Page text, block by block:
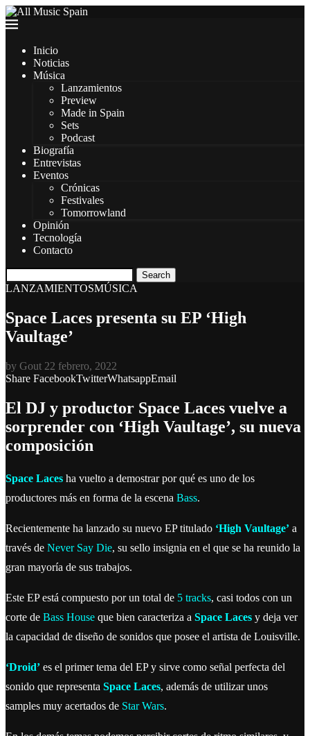
Inicio
Noticias
Música
Lanzamientos
Preview
Made in Spain
Sets
Podcast
Biografía
Entrevistas
Eventos
Crónicas
Festivales
Tomorrowland
Opinión
Tecnología
Contacto
Search
LANZAMIENTOSMÚSICA
Space Laces presenta su EP ‘High
Vaultage’
by Gout 22 febrero, 2022
Share FacebookTwitterWhatsappEmail
El DJ y productor Space Laces vuelve a
sorprender con ‘High Vaultage’, su nueva
composición
Space Laces ha vuelto a demostrar por qué es uno de los
productores más en forma de la escena Bass.
Recientemente ha lanzado su nuevo EP titulado ‘High Vaultage’ a
través de Never Say Die, su sello insignia en el que se ha reunido la
gran mayoría de sus trabajos.
Este EP está compuesto por un total de 5 tracks, casi todos con un
corte de Bass House que bien caracteriza a Space Laces y deja ver
la capacidad de diseño de sonidos que posee el artista de Louisville.
‘Droid’ es el primer tema del EP y sirve como señal perfecta del
sonido que representa Space Laces, además de utilizar unos
samples muy acertados de Star Wars.